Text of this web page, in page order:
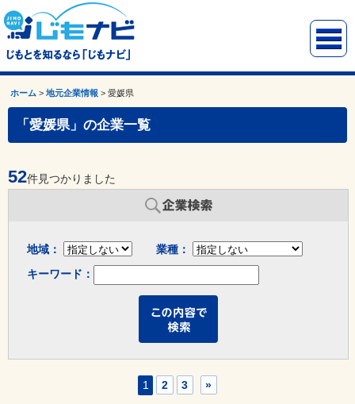
ホーム >地元企業情報 >愛媛県
「愛媛県」の企業一覧
52件見つかりました
地域：
業種：
キーワード：
1 2 3 »